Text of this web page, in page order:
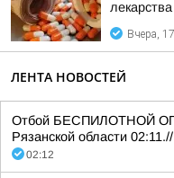
Вчера,
ЛЕНТА НОВОСТЕЙ
Отбой БЕСПИЛОТНОЙ
Рязанской области 02:11.//
02:12